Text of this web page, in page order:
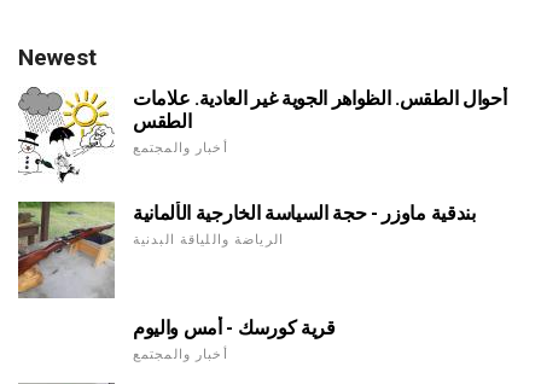
Newest
أحوال الطقس. الظواهر الجوية غير العادية. علامات
الطقس
أخبار والمجتمع
بندقية ماوزر - حجة السياسة الخارجية الألمانية
الرياضة واللياقة البدنية
قرية كورسك - أمس واليوم
أخبار والمجتمع